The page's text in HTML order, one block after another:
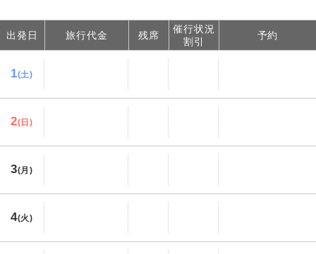
出発日 旅行代金 残席
催行状況
割引
予約
1(土)
2(日)
3(月)
4(火)